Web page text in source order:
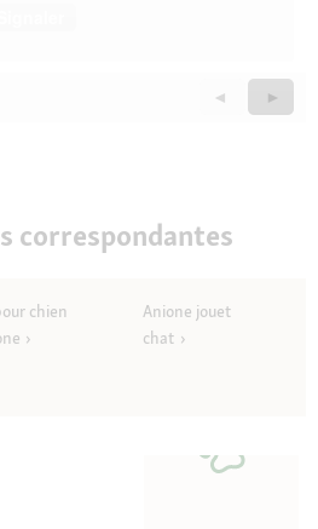
Précédent
Questions
◄ ►
correspondantes
chien
Anione jouet
chat